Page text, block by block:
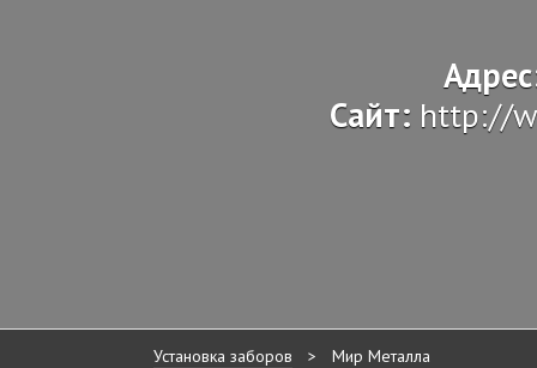
Сайт: http://
Установка заборов > Мир Металла